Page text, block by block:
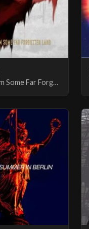
...Calling from Some Far Forgotten Land